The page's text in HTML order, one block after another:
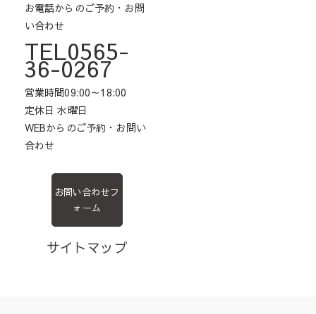
お電話からのご予約・お問
い合わせ
TEL0565-
36-0267
営業時間09:00～18:00
定休日 水曜日
WEBからのご予約・お問い
合わせ
お問い合わせフ
ォーム
サイトマップ